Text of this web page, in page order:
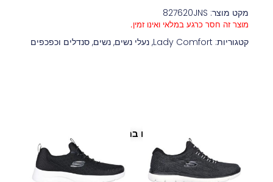
מקט מוצר: 827620JNS
מוצר זה חסר כרגע במלאי ואינו זמין.
קטגוריות: Lady Comfort
, נעלי נשים, נשים, סנדלים וכפכפים
פריטים נוספים במיוחד בשבילך